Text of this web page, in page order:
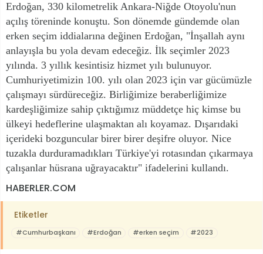
Erdoğan, 330 kilometrelik Ankara-Niğde Otoyolu'nun
açılış töreninde konuştu. Son dönemde gündemde olan
erken seçim iddialarına değinen Erdoğan, "İnşallah aynı
anlayışla bu yola devam edeceğiz. İlk seçimler 2023
yılında. 3 yıllık kesintisiz hizmet yılı bulunuyor.
Cumhuriyetimizin 100. yılı olan 2023 için var gücümüzle
çalışmayı sürdüreceğiz. Birliğimize beraberliğimize
kardeşliğimize sahip çıktığımız müddetçe hiç kimse bu
ülkeyi hedeflerine ulaşmaktan alı koyamaz. Dışarıdaki
içerideki bozguncular birer birer deşifre oluyor. Nice
tuzakla durduramadıkları Türkiye'yi rotasından çıkarmaya
çalışanlar hüsrana uğrayacaktır" ifadelerini kullandı.
HABERLER.COM
Etiketler
#Cumhurbaşkanı #Erdoğan #erken seçim #2023